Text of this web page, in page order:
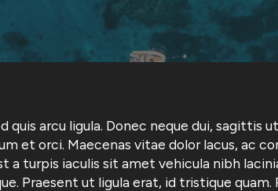
arcu ligula. Donec neque dui,
et orci. Maecenas vitae dolor lacus, ac
turpis iaculis sit amet vehicula nibh
Praesent ut ligula erat, id tristique